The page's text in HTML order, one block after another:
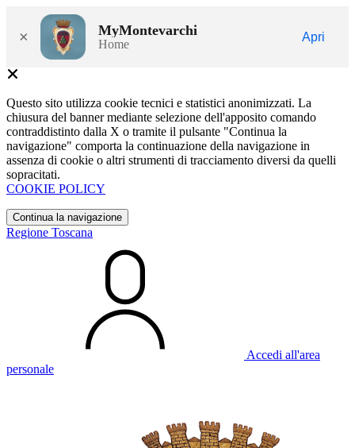
× MyMontevarchi
Home
Apri
Questo sito utilizza cookie tecnici e statistici anonimizzati. La
chiusura del banner mediante selezione dell'apposito comando
contraddistinto dalla X o tramite il pulsante "Continua la
navigazione" comporta la continuazione della navigazione in
assenza di cookie o altri strumenti di tracciamento diversi da quelli
sopracitati.
COOKIE POLICY
Continua la navigazione
Regione Toscana
Accedi all'area
personale